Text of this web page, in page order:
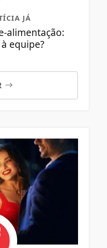
JÁ
alimentação:
equipe?